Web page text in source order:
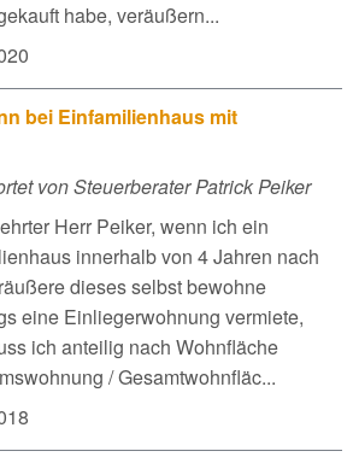
habe, veräußern...
bei Einfamilienhaus mit
von Steuerberater Patrick Peiker
Herr Peiker, wenn ich ein
innerhalb von 4 Jahren nach
dieses selbst bewohne
eine Einliegerwohnung vermiete,
ich anteilig nach Wohnfläche
/ Gesamtwohnfläc...